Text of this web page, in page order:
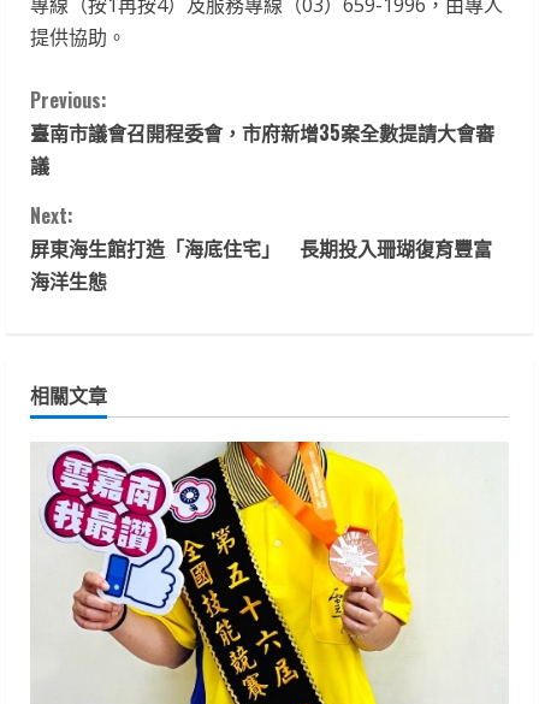
提供協助。
C
o
n
t
i
u
R
Previous:
臺南市議會召開程委會，市府新增35案全數提請大會審
議
Next:
屏東海生館打造「海底住宅」 長期投入珊瑚復育豐富
海洋生態
相關文章